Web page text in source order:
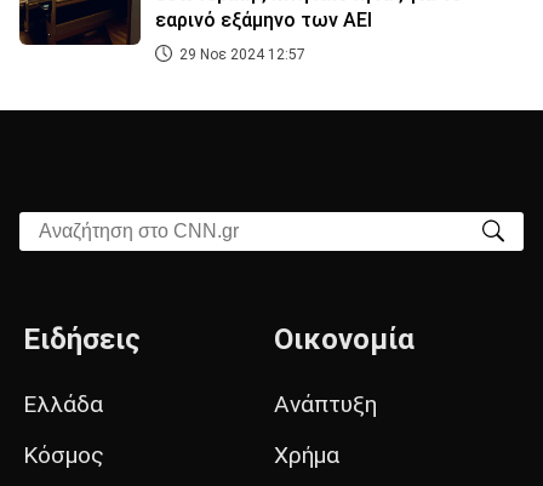
εαρινό εξάμηνο των ΑΕΙ
29 Νοε 2024 12:57
Αναζήτηση στο CNN.gr
Ειδήσεις
Ελλάδα
Κόσμος
Οικονομία
Ανάπτυξη
Χρήμα